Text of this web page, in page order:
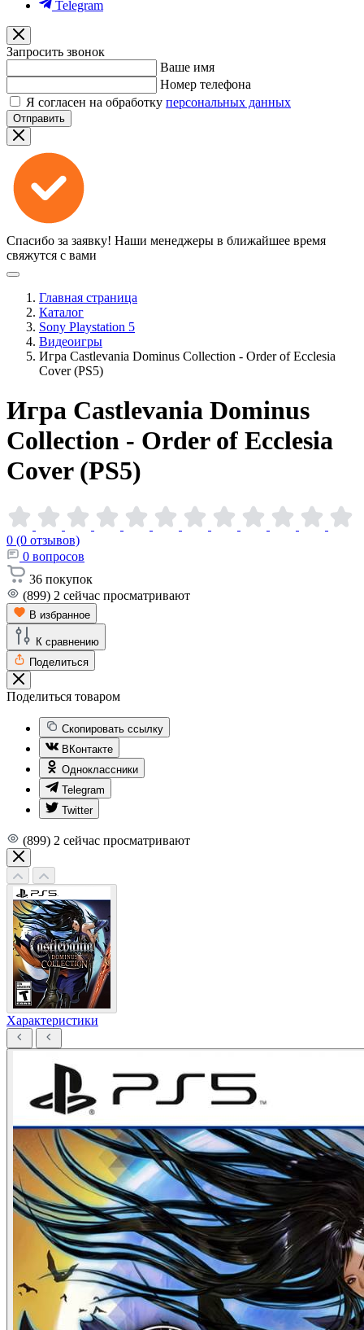
Telegram
Запросить звонок
Ваше имя
Номер телефона
Я согласен на обработку персональных данных
Отправить
Спасибо за заявку! Наши менеджеры в ближайшее время
свяжутся с вами
Главная страница
Каталог
Sony Playstation 5
Видеоигры
Игра Castlevania Dominus Collection - Order of Ecclesia
Cover (PS5)
Игра Castlevania Dominus
Collection - Order of Ecclesia
Cover (PS5)
0 (0 отзывов)
0 вопросов
36 покупок
(899) 2 сейчас просматривают
В избранное
К сравнению
Поделиться
Поделиться товаром
Скопировать ссылку
ВКонтакте
Одноклассники
Telegram
Twitter
(899) 2 сейчас просматривают
Характеристики